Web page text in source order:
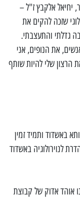
יחיאל אלקבץ ז"ל –
שזכה להקים את
גדלתי והתעצבתי.
את הנופים, אני
הרצון שלי להיות שותף
באשדוד ותמיד זמין
לנוירולוגיה באשדוד
אוהד אדוק של קבוצת